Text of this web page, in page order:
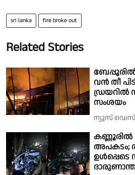
sri lanka fire broke out
Related Stories
ബേപ്പൂരിൽ
വൻ തീ
ഡ്രയറിൽ
സംശയം
ന്യൂസ്
കണ്ണൂരിൽ
അപകടം;
ഉൾപ്പെടെ